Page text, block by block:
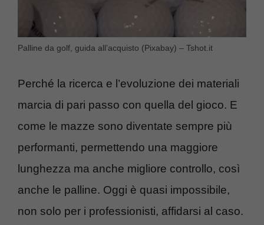
Palline da golf, guida all’acquisto (Pixabay) – Tshot.it
Perché la ricerca e l’evoluzione dei materiali
marcia di pari passo con quella del gioco. E
come le mazze sono diventate sempre più
performanti, permettendo una maggiore
lunghezza ma anche migliore controllo, così
anche le palline. Oggi è quasi impossibile,
non solo per i professionisti, affidarsi al caso.